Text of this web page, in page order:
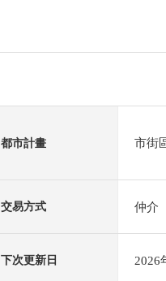
都市計畫 市街
交易方式 仲介
下次更新日 2026